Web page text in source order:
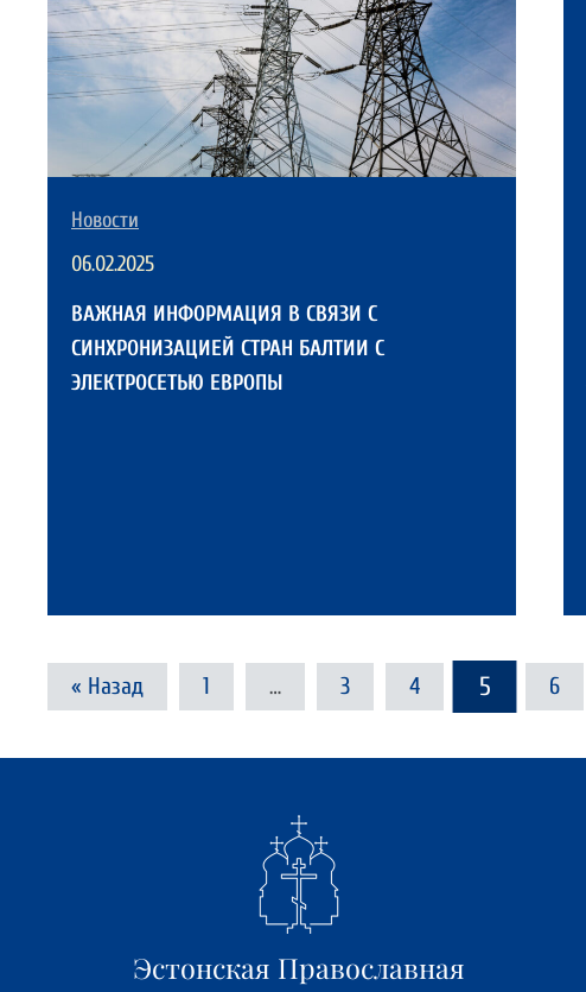
Новости
06.02.2025
ВАЖНАЯ ИНФОРМАЦИЯ В СВЯЗИ С
СИНХРОНИЗАЦИЕЙ СТРАН БАЛТИИ С
ЭЛЕКТРОСЕТЬЮ ЕВРОПЫ
« Назад 1 … 3 4 5 6
Эстонская Православная